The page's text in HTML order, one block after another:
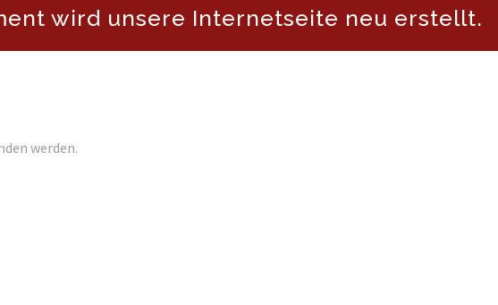
wird unsere Internetseite neu erstellt.
werden.